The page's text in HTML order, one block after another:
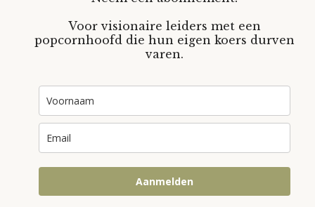
Voor visionaire leiders met een
popcornhoofd die hun eigen koers durven
varen.
Aanmelden